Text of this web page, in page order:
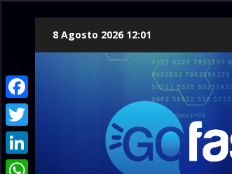
8 Agosto 2026 12:01
Facebook
Twitter
LinkedIn